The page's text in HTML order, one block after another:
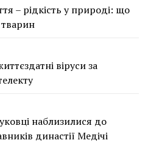
– рідкість у природі: що
віруси за
наблизилися до
династії Медічі